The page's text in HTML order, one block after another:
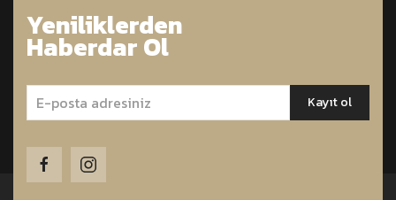
Yeniliklerden
Haberdar Ol